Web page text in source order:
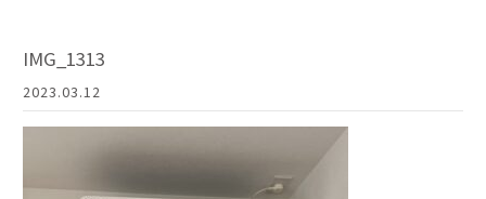
IMG_1313
2023.03.12